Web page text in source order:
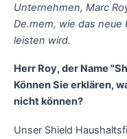
Unternehmen, Marc
De.mem, wie das neue
leisten wird.
Herr Roy, der Name
Können Sie erklären,
nicht können?
Unser Shield